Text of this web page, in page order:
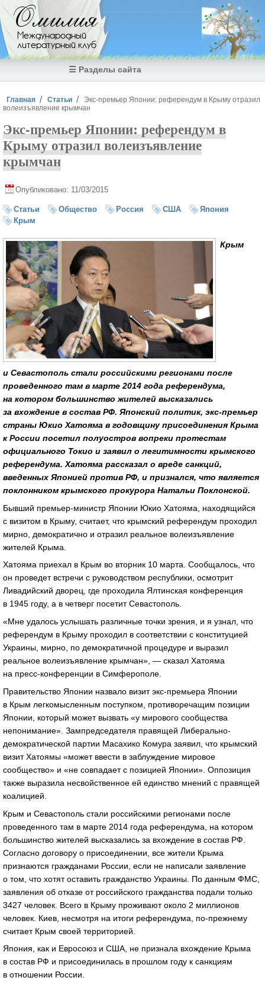
Перейти к основному содержанию
Омилия
Международный
литературный клуб
☰ Разделы сайта
Вы здесь
Главная Статьи
Экс-премьер Японии: референдум в Крыму отразил
волеизъявление крымчан
Экс-премьер Японии: референдум в
Крыму отразил волеизъявление
крымчан
Опубликовано: 11/03/2015
Статьи Общество Россия США
Япония
Крым
Крым
и Севастополь стали российскими регионами после
проведенного там в марте 2014 года референдума,
на котором большинство жителей высказались
за вхождение в состав РФ. Японский политик, экс-премьер
страны Юкио Хатояма в годовщину присоединения Крыма
к России посетил полуостров вопреки протестам
официального Токио и заявил о легитимности крымского
референдума. Хатояма рассказал о вреде санкций,
введенных Японией против РФ, и признался, что является
поклонником крымского прокурора Натальи Поклонской.
Бывший премьер-министр Японии Юкио Хатояма, находящийся
с визитом в Крыму, считает, что крымский референдум проходил
мирно, демократично и отразил реальное волеизъявление
жителей Крыма.
Хатояма приехал в Крым во вторник 10 марта. Сообщалось, что
он проведет встречи с руководством республики, осмотрит
Ливадийский дворец, где проходила Ялтинская конференция
в 1945 году, а в четверг посетит Севастополь.
«Мне удалось услышать различные точки зрения, и я узнал, что
референдум в Крыму проходил в соответствии с конституцией
Украины, мирно, по демократичной процедуре и выразил
реальное волеизъявление крымчан», — сказал Хатояма
на пресс-конференции в Симферополе.
Правительство Японии назвало визит экс-премьера Японии
в Крым легкомысленным поступком, противоречащим позиции
Японии, который может вызвать «у мирового сообщества
непонимание». Зампредседателя правящей Либерально-
демократической партии Масахико Комура заявил, что крымский
визит Хатоямы «может ввести в заблуждение мировое
сообщество» и «не совпадает с позицией Японии». Оппозиция
также выразила несвойственное ей единство мнений с правящей
коалицией.
Крым и Севастополь стали российскими регионами после
проведенного там в марте 2014 года референдума, на котором
большинство жителей высказались за вхождение в состав РФ.
Согласно договору о присоединении, все жители Крыма
признаются гражданами России, если не написали заявление
о том, что хотят оставить гражданство Украины. По данным ФМС,
заявления об отказе от российского гражданства подали только
3427 человек. Всего в Крыму проживают около 2 миллионов
человек. Киев, несмотря на итоги референдума, по-прежнему
считает Крым своей территорией.
Япония, как и Евросоюз и США, не признала вхождение Крыма
в состав РФ и присоединилась в прошлом году к санкциям
в отношении России.